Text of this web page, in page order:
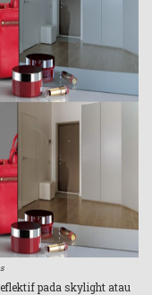
pada skylight atau